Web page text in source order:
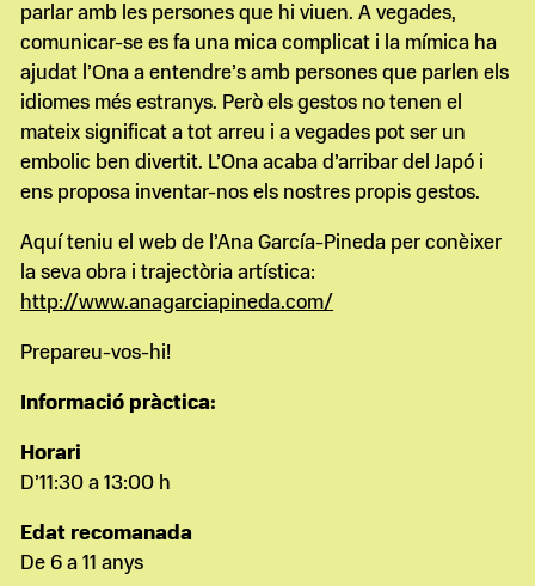
parlar amb les persones que hi viuen. A vegades,
comunicar-se es fa una mica complicat i la mímica ha
ajudat l’Ona a entendre’s amb persones que parlen els
idiomes més estranys. Però els gestos no tenen el
mateix significat a tot arreu i a vegades pot ser un
embolic ben divertit. L’Ona acaba d’arribar del Japó i
ens proposa inventar-nos els nostres propis gestos.
Aquí teniu el web de l’Ana García-Pineda per conèixer
la seva obra i trajectòria artística:
http://www.anagarciapineda.com/
Prepareu-vos-hi!
Informació pràctica:
Horari
D’11:30 a 13:00 h
Edat recomanada
De 6 a 11 anys